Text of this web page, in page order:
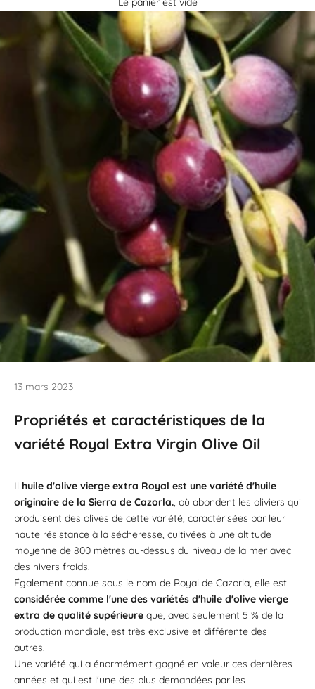
13 mars 2023
Propriétés et caractéristiques de la
variété Royal Extra Virgin Olive Oil
Il huile d'olive vierge extra Royal est une variété d'huile
originaire de la Sierra de Cazorla., où abondent les oliviers qui
produisent des olives de cette variété, caractérisées par leur
haute résistance à la sécheresse, cultivées à une altitude
moyenne de 800 mètres au-dessus du niveau de la mer avec
des hivers froids.
Également connue sous le nom de Royal de Cazorla, elle est
considérée comme l'une des variétés d'huile d'olive vierge
extra de qualité supérieure que, avec seulement 5 % de la
production mondiale, est très exclusive et différente des
autres.
Une variété qui a énormément gagné en valeur ces dernières
années et qui est l'une des plus demandées par les